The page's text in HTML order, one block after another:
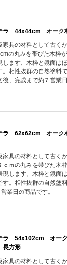
ラ 44x44cm オーク
家具の材料として古く
の丸みを帯びた木枠
します。木枠と鏡面は
。相性抜群の自然塗料
後、完成まで約７営業日
ラ 62x62cm オーク
家具の材料として古く
ｃｍの丸みを帯びた木
現します。木枠と鏡面
す。相性抜群の自然塗
業日の商品です。
ラ 54x102cm オー
方形
家具の材料として古く